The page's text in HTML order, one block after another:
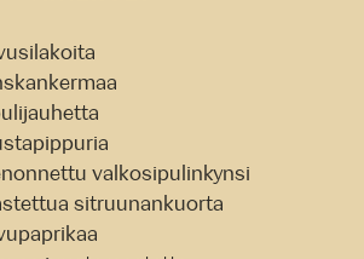
valkosipulinkynsi
sitruunankuorta